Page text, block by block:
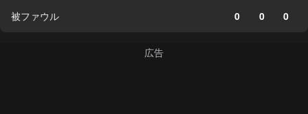
被ファウル 0 0 0